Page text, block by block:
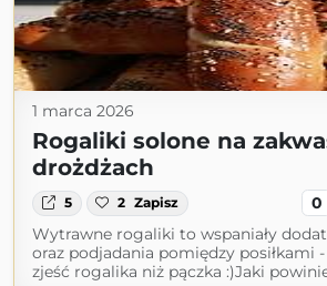
1 marca 2026
Rogaliki solone na
drożdżach
5 2 Zapisz 0
Wytrawne rogaliki to wspaniały
oraz podjadania pomiędzy posiłkami
zjeść rogalika niż pączka :)Jaki